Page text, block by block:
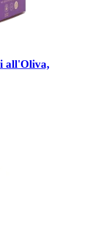
all'Oliva,